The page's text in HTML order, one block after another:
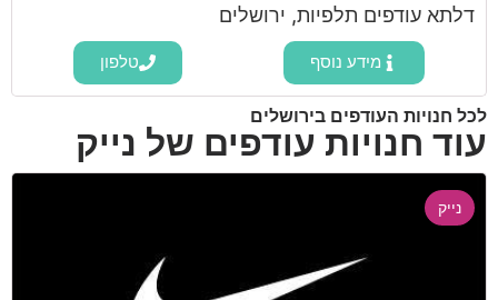
דלתא עודפים תלפיות, ירושלים
מידע נוסף טלפון
לכל חנויות העודפים בירושלים
עוד חנויות עודפים של נייק
נייק